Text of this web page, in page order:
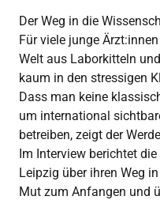
Der Weg in die
Für viele junge
Welt aus Laborkitteln
kaum in den stressigen
Dass man keine
um international
betreiben, zeigt der
Im Interview berichtet
Leipzig über ihren Weg
Mut zum Anfangen und